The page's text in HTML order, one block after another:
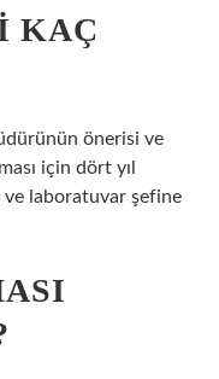
KAÇ
önerisi ve
için dört yıl
ve laboratuvar şefine